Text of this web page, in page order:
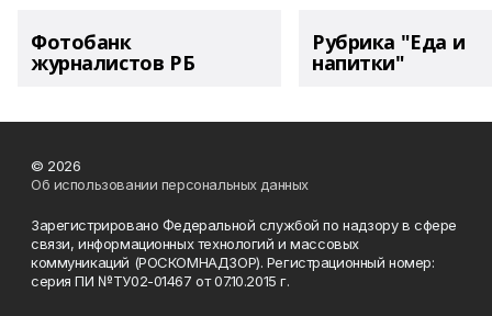
Фотобанк
журналистов РБ
Рубрика "Еда и
напитки"
© 2026
Об использовании персональных данных
Зарегистрировано Федеральной службой по надзору в сфере
связи, информационных технологий и массовых
коммуникаций (РОСКОМНАДЗОР). Регистрационный номер:
серия ПИ №ТУ02-01467 от 07.10.2015 г.